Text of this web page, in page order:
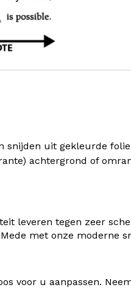
uit gekleurde
achtergrond of
leveren tegen zeer
met onze moderne
voor u aanpassen.